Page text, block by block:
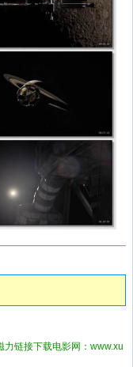
力链接下载电影网：www.xu